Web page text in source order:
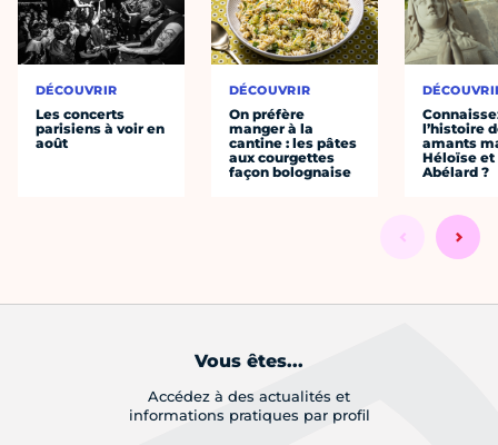
DÉCOUVRIR
Les concerts
parisiens à voir en
août
DÉCOUVRIR
On préfère
manger à la
cantine : les pâtes
aux courgettes
façon bolognaise
l’histoire
amants
Héloïse et
Abélard ?
Vous êtes...
Accédez à des actualités et
informations pratiques par profil